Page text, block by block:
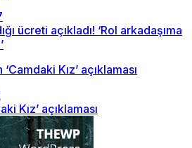
ücreti açıkladı! ‘Rol arkadaşıma
Kız’ açıklaması